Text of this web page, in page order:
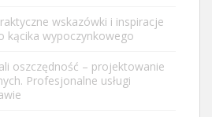
wskazówki i inspiracje
kącika wypoczynkowego
oszczędność – projektowanie
Profesjonalne usługi